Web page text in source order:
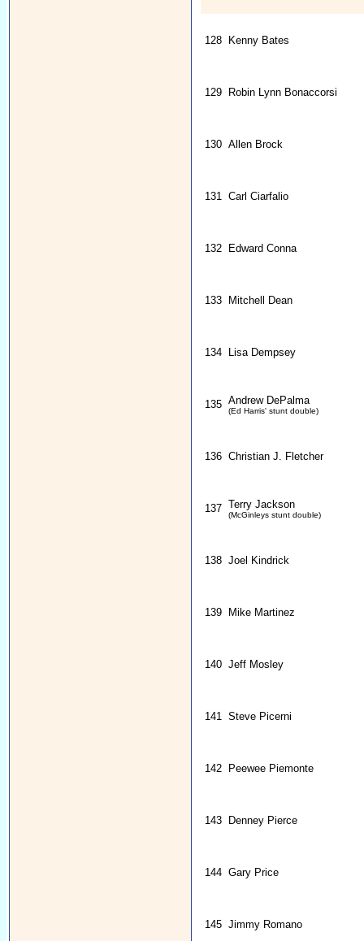
128 Kenny Bates
129 Robin Lynn Bonaccorsi
130 Allen Brock
131 Carl Ciarfalio
132 Edward Conna
133 Mitchell Dean
134 Lisa Dempsey
135 Andrew DePalma
(Ed Harris' stunt double)
136 Christian J. Fletcher
137 Terry Jackson
(McGinleys stunt double)
138 Joel Kindrick
139 Mike Martinez
140 Jeff Mosley
141 Steve Picerni
142 Peewee Piemonte
143 Denney Pierce
144 Gary Price
145 Jimmy Romano